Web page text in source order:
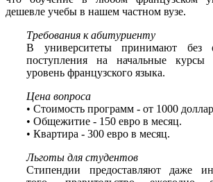
дешевле учебы в нашем частном вузе.
Требования к абитуриенту
В университеты принимают без
поступления на начальные курсы
уровень французского языка.
Цена вопроса
• Стоимость программ - от 1000
• Общежитие - 150 евро в месяц.
• Квартира - 300 евро в месяц.
Льготы для студентов
Стипендии предоставляют даже